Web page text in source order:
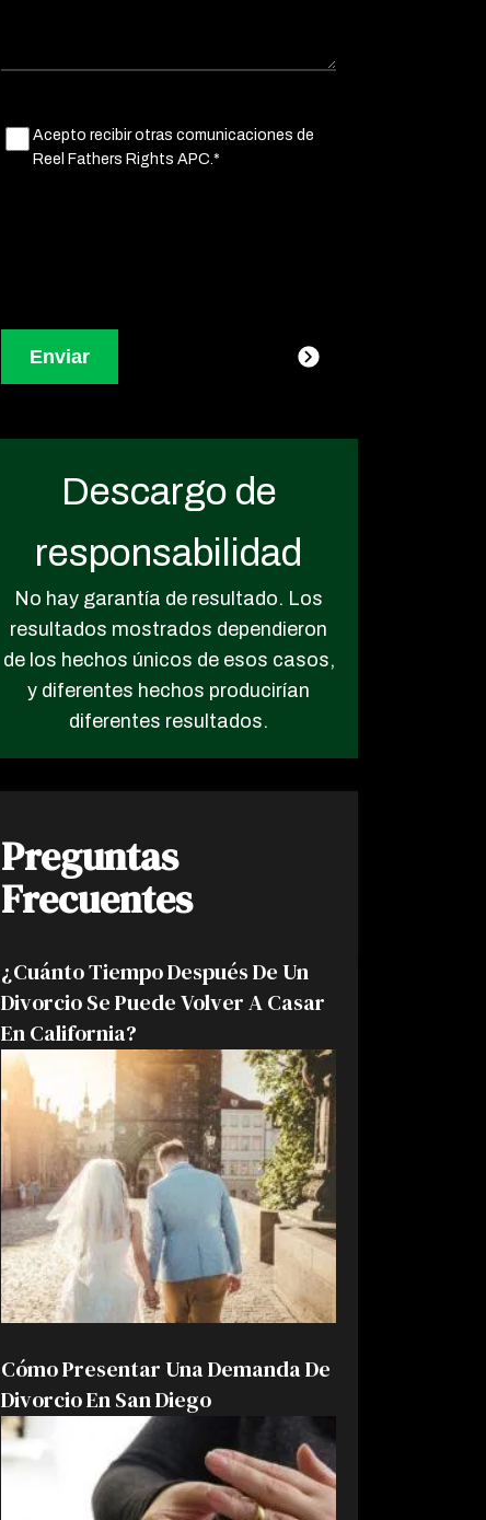
Untitled(Obligatorio)
Acepto recibir otras comunicaciones de
Reel Fathers Rights APC.*
Descargo de
responsabilidad
No hay garantía de resultado. Los
resultados mostrados dependieron
de los hechos únicos de esos casos,
y diferentes hechos producirían
diferentes resultados.
Preguntas
Frecuentes
¿Cuánto Tiempo Después De Un
Divorcio Se Puede Volver A Casar
En California?
Cómo Presentar Una Demanda De
Divorcio En San Diego